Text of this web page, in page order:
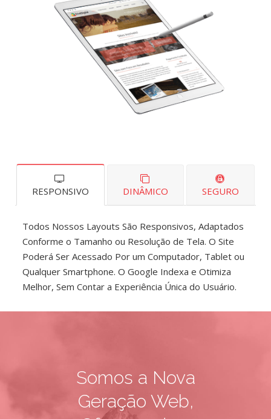
RESPONSIVO DINÂMICO SEGURO
Todos Nossos Layouts São Responsivos, Adaptados
Conforme o Tamanho ou Resolução de Tela. O Site
Poderá Ser Acessado Por um Computador, Tablet ou
Qualquer Smartphone. O Google Indexa e Otimiza
Melhor, Sem Contar a Experiência Única do Usuário.
Somos a Nova
Geração Web,